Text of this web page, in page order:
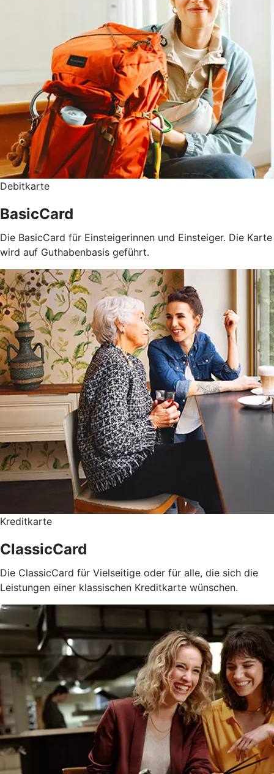
Debitkarte
BasicCard
Die BasicCard für Einsteigerinnen und Einsteiger. Die Karte
wird auf Guthabenbasis geführt.
Kreditkarte
ClassicCard
Die ClassicCard für Vielseitige oder für alle, die sich die
Leistungen einer klassischen Kreditkarte wünschen.